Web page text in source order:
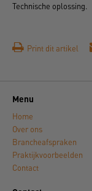
Technische oplossing.
Print dit artikel
Menu
Home
Over ons
Brancheafspraken
Praktijkvoorbeelden
Contact